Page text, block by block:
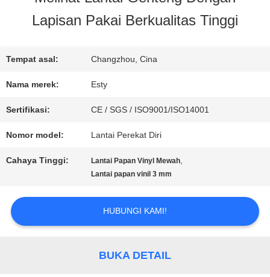
WISATA
PABRIK
KONTROL
KUALITAS
KAMI
Lapisan Pakai Berkualitas Tinggi
Tempat asal: Changzhou, Cina
Nama merek: Esty
Sertifikasi: CE / SGS / ISO9001/ISO14001
Nomor model: Lantai Perekat Diri
Cahaya Tinggi: Lantai Papan Vinyl Mewah,
Lantai papan vinil 3 mm
HUBUNGI KAMI!
BUKA DETAIL